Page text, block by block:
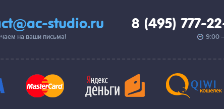
studio.ru
на ваши письма!
8 (495) 777-
9:00